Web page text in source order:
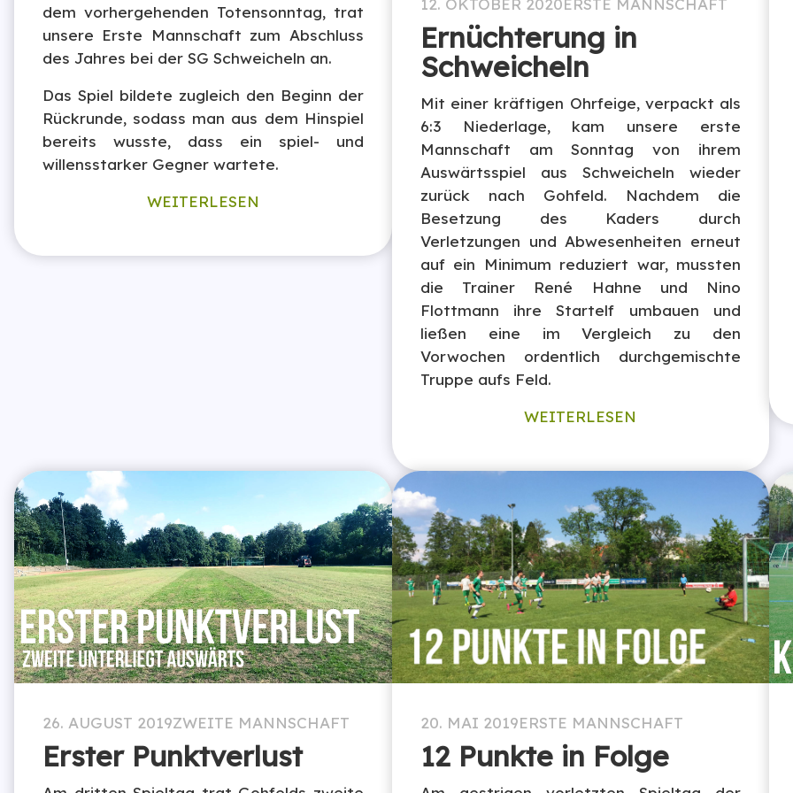
dem vorhergehenden Totensonntag, trat
unsere Erste Mannschaft zum Abschluss
des Jahres bei der SG Schweicheln an.
Das Spiel bildete zugleich den Beginn der
Rückrunde, sodass man aus dem Hinspiel
bereits wusste, dass ein spiel- und
willensstarker Gegner wartete.
WEITERLESEN
12. OKTOBER 2020 ERSTE MANNSCHAFT
Ernüchterung in
Schweicheln
Mit einer kräftigen Ohrfeige, verpackt als
6:3 Niederlage, kam unsere erste
Mannschaft am Sonntag von ihrem
Auswärtsspiel aus Schweicheln wieder
zurück nach Gohfeld. Nachdem die
Besetzung des Kaders durch
Verletzungen und Abwesenheiten erneut
auf ein Minimum reduziert war, mussten
die Trainer René Hahne und Nino
Flottmann ihre Startelf umbauen und
ließen eine im Vergleich zu den
Vorwochen ordentlich durchgemischte
Truppe aufs Feld.
WEITERLESEN
26. AUGUST 2019ZWEITE MANNSCHAFT
Erster Punktverlust
20. MAI 2019ERSTE MANNSCHAFT
12 Punkte in Folge